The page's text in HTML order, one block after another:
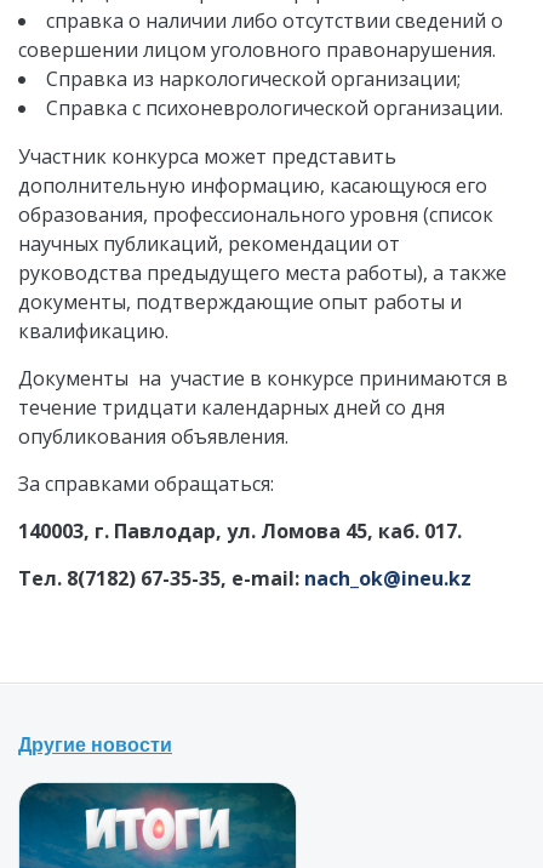
справка о наличии либо отсутствии сведений о
совершении лицом уголовного правонарушения.
Справка из наркологической организации;
Справка с психоневрологической организации.
Участник конкурса может представить
дополнительную информацию, касающуюся его
образования, профессионального уровня (список
научных публикаций, рекомендации от
руководства предыдущего места работы), а также
документы, подтверждающие опыт работы и
квалификацию.
Документы на участие в конкурсе принимаются в
течение тридцати календарных дней со дня
опубликования объявления.
За справками обращаться:
140003, г. Павлодар, ул. Ломова 45, каб. 017.
Тел. 8(7182) 67-35-35, е-mail: nach ok@ineu.kz
Другие новости